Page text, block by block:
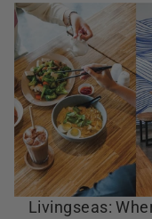
Livingseas: